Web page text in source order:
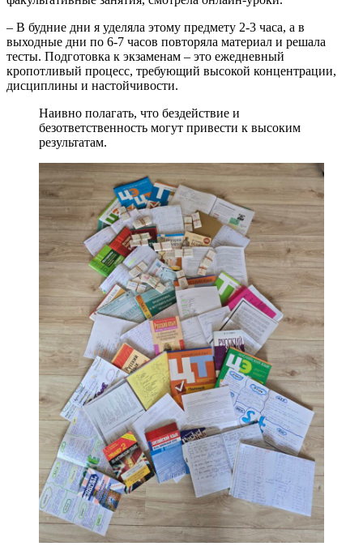
– В будние дни я уделяла этому предмету 2-3 часа, а в
выходные дни по 6-7 часов повторяла материал и решала
тесты. Подготовка к экзаменам – это ежедневный
кропотливый процесс, требующий высокой концентрации,
дисциплины и настойчивости.
Наивно полагать, что бездействие и
безответственность могут привести к высоким
результатам.